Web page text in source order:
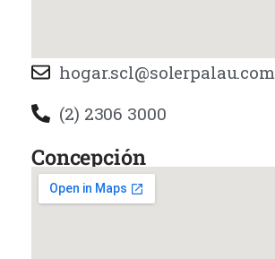
hogar.scl@solerpalau.com
(2) 2306 3000
Concepción